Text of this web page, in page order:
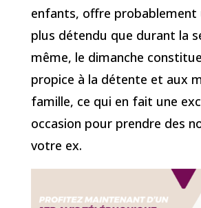
enfants, offre probablement
plus détendu que durant la
même, le dimanche
propice à la détente et aux
famille, ce qui en fait une
occasion pour prendre des
votre ex.